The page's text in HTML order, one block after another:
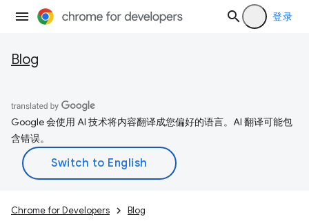
登录
Blog
Google 会使用 AI 技术将内容翻译成您偏好的语言。AI 翻译可能包
含错误。
Chrome for Developers Blog